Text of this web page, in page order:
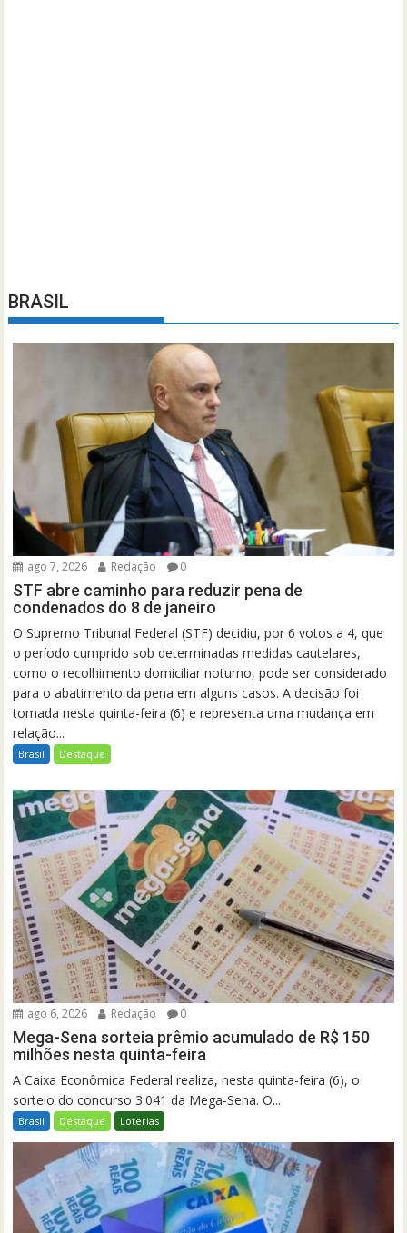
BRASIL
ago 7, 2026 Redação 0
STF abre caminho para reduzir pena de
condenados do 8 de janeiro
O Supremo Tribunal Federal (STF) decidiu, por 6 votos a 4, que
o período cumprido sob determinadas medidas cautelares,
como o recolhimento domiciliar noturno, pode ser considerado
para o abatimento da pena em alguns casos. A decisão foi
tomada nesta quinta-feira (6) e representa uma mudança em
relação...
Brasil Destaque
ago 6, 2026 Redação 0
Mega-Sena sorteia prêmio acumulado de R$ 150
milhões nesta quinta-feira
A Caixa Econômica Federal realiza, nesta quinta-feira (6), o
sorteio do concurso 3.041 da Mega-Sena. O...
Brasil Destaque Loterias